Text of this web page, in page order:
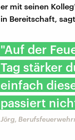
er mit seinen
in Bereitschaft,
"Auf der
Tag stärker
einfach
passiert
Jörg,